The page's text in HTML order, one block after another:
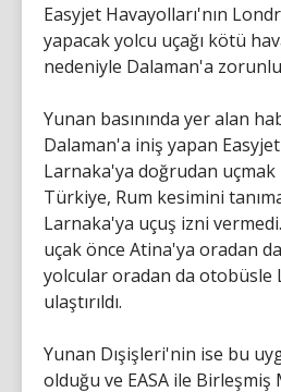
Easyjet Havayolları'nın
yapacak yolcu uçağı kötü
nedeniyle Dalaman'a
Yunan basınında yer alan
Dalaman'a iniş yapan
Larnaka'ya doğrudan uçmak
Türkiye, Rum kesimini
Larnaka'ya uçuş izni
uçak önce Atina'ya oradan
yolcular oradan da otobüsle
ulaştırıldı.
Yunan Dışişleri'nin ise bu
olduğu ve EASA ile